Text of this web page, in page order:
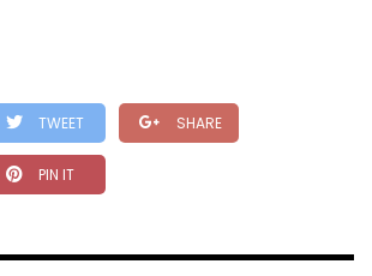
TWEET SHARE
PIN IT